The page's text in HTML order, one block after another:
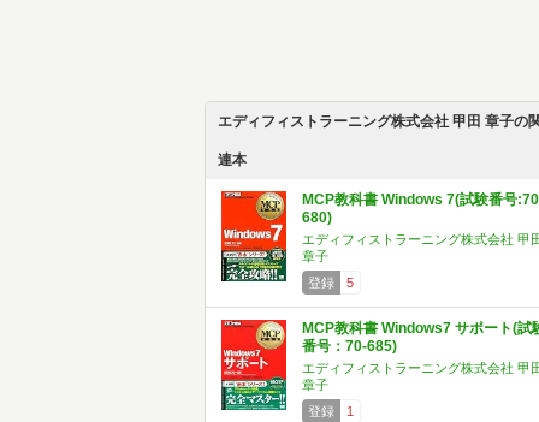
エディフィストラーニング株式会社 甲田 章子の
連本
MCP教科書 Windows 7(試験番号
680)
エディフィストラーニング株式会社 甲
章子
登録
5
MCP教科書 Windows7 サポート(試
番号：70-685)
エディフィストラーニング株式会社 甲
章子
登録
1